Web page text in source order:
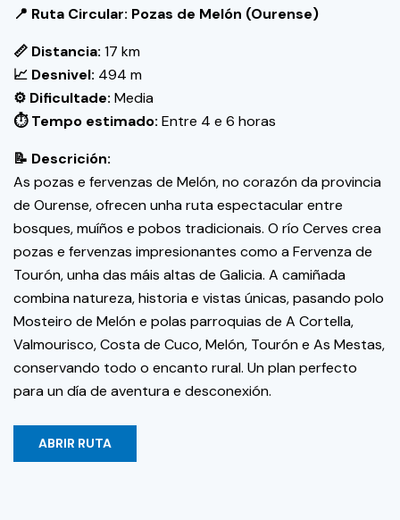
📍 Ruta Circular: Pozas de Melón (Ourense)
📏 Distancia: 17 km
📈 Desnivel: 494 m
⚙️ Dificultade: Media
⏱️ Tempo estimado: Entre 4 e 6 horas
📝 Descrición:
As pozas e fervenzas de Melón, no corazón da provincia
de Ourense, ofrecen unha ruta espectacular entre
bosques, muíños e pobos tradicionais. O río Cerves crea
pozas e fervenzas impresionantes como a Fervenza de
Tourón, unha das máis altas de Galicia. A camiñada
combina natureza, historia e vistas únicas, pasando polo
Mosteiro de Melón e polas parroquias de A Cortella,
Valmourisco, Costa de Cuco, Melón, Tourón e As Mestas,
conservando todo o encanto rural. Un plan perfecto
para un día de aventura e desconexión.
ABRIR RUTA